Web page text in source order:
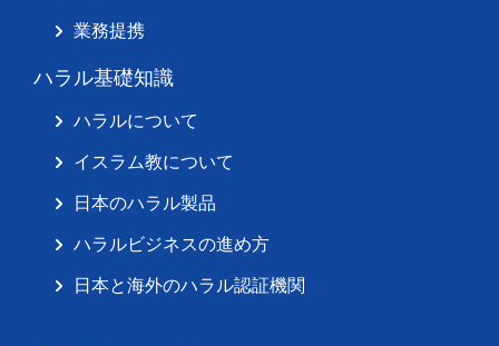
業務提携
ハラル基礎知識
ハラルについて
イスラム教について
日本のハラル製品
ハラルビジネスの進め方
日本と海外のハラル認証機関